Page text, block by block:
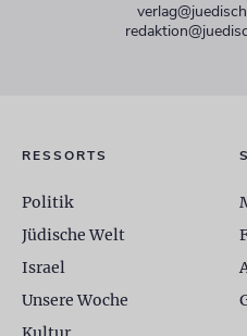
RESSORTS
Politik
Jüdische Welt
Israel
Unsere Woche